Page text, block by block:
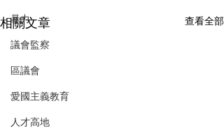
暴力
議會監察
區議會
愛國主義教育
人才高地
相關文章 查看全部